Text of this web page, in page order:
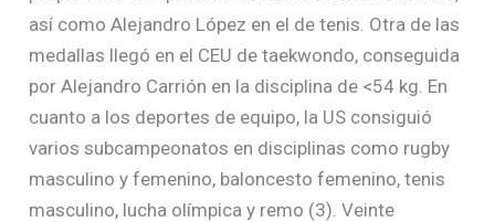
así como Alejandro López en el de tenis. Otra de las
medallas llegó en el CEU de taekwondo, conseguida
por Alejandro Carrión en la disciplina de <54 kg. En
cuanto a los deportes de equipo, la US consiguió
varios subcampeonatos en disciplinas como rugby
masculino y femenino, baloncesto femenino, tenis
masculino, lucha olímpica y remo (3). Veinte